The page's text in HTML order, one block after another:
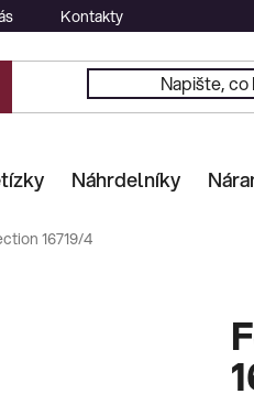
Kontakty
Náhrdelníky
16719/4